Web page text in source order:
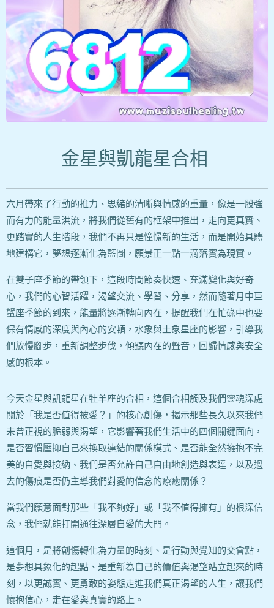
金星與凱龍星合相
六月帶來了行動的推力、思緒的清晰與情感的重量，像是一股強
而有力的能量洪流，將我們從舊有的框架中推出，走向更真實、
更踏實的人生階段，我們不再只是憧憬新的生活，而是開始具體
地建構它，夢想逐漸化為藍圖，願景正一點一滴落實為現實。
在雙子座季節的帶領下，這段時間節奏快速、充滿變化與好奇
心，我們的心智活躍，渴望交流、學習、分享，然而隨著月中巨
蟹座季節的到來，能量將逐漸轉向內在，提醒我們在忙碌中也要
保有情感的深度與內心的安頓，水象與土象星座的影響，引導我
們放慢腳步，重新調整步伐，傾聽內在的聲音，回歸情感與安全
感的根本。
今天金星與凱龍星在牡羊座的合相，這個合相觸及我們靈魂深處
關於「我是否值得被愛？」的核心創傷，揭示那些長久以來我們
未曾正視的脆弱與渴望，它影響著我們生活中的四個關鍵面向，
是否習慣壓抑自己來換取連結的關係模式、是否能全然擁抱不完
美的自愛與接納、我們是否允許自己自由地創造與表達，以及過
去的傷痕是否仍主導我們對愛的信念的療癒關係？
當我們願意面對那些「我不夠好」或「我不值得擁有」的根深信
念，我們就能打開通往深層自愛的大門。
這個月，是將創傷轉化為力量的時刻、是行動與覺知的交會點，
是夢想具象化的起點、是重新為自己的價值與渴望站立起來的時
刻，以更誠實、更勇敢的姿態走進我們真正渴望的人生，讓我們
懷抱信心，走在愛與真實的路上。